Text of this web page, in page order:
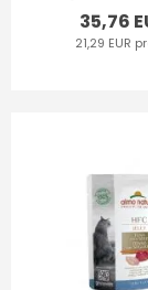
35,76
21,29 EUR